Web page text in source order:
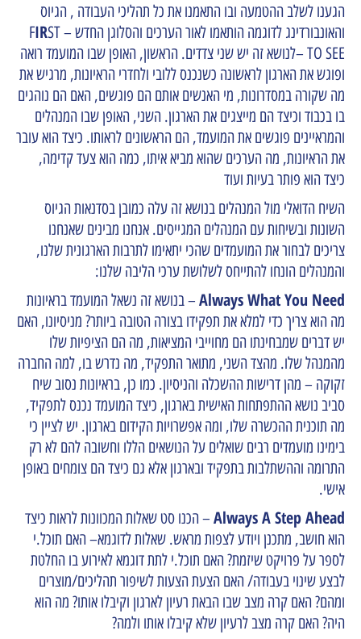
הגענו לשלב ההטמעה ובו התאמנו את כל תהליכי העבודה , הגיוס
והאונבורדינג לדוגמה הותאמו לאור הערכים והסלוגן החדש – F
IRST
TO SEE –לנושא זה יש שני צדדים. הראשון, האופן שבו המועמד רואה
ופוגש את הארגון לראשונה כשנכנס ללובי ולחדרי הראיונות, מרגיש את
מה שקורה במסדרונות, מי האנשים אותם הם פוגשים, האם הם נוהגים
בו בכבוד וכיצד הם מייצגים את הארגון. השני, האופן שבו המנהלים
והמראיינים פוגשים את המועמד, הם הראשונים לראותו. כיצד הוא עובר
את הראיונות, מה הערכים שהוא מביא איתו, כמה הוא צעד קדימה,
כיצד הוא פותר בעיות ועוד
השיח הדואלי מול המנהלים בנושא זה עלה כמובן בסדנאות הגיוס
השונות ובשיחות עם המנהלים המגייסים. אנחנו מבינים שאנחנו
צריכים לבחור את המועמדים שהכי יתאימו לתרבות הארגונית שלנו,
והמנהלים הונחו להתייחס לשלושת ערכי הליבה שלנו:
Always What You Need – בנושא זה נשאל המועמד בראיונות
מה הוא צריך כדי למלא את תפקידו בצורה הטובה ביותר? מניסיונו, האם
יש דברים שמבחינתו הם מחוייבי המציאות, מה הם הציפיות שלו
מהמנהל שלו. מהצד השני, מתואר התפקיד, מה נדרש בו, למה החברה
זקוקה – מהן דרישות ההשכלה והניסיון. כמו כן, בראיונות נסוב שיח
סביב נושא ההתפתחות האישית בארגון, כיצד המועמד נכנס לתפקיד,
מה תוכנית ההכשרה שלו, ומה אפשרויות הקידום בארגון. יש לציין כי
בימינו מועמדים רבים שואלים על הנושאים הללו וחשובה להם לא רק
התרומה וההשתלבות בתפקיד ובארגון אלא גם כיצד הם צומחים באופן
אישי.
Always A Step Ahead – הכנו סט שאלות המכוונות לראות כיצד
הוא חושב, מתכנן ויודע לצפות מראש. שאלות לדוגמא– האם תוכל.י
לספר על פרויקט שיזמת? האם תוכל.י לתת דוגמא לאירוע בו החלטת
לבצע שינוי בעבודה/ האם הצעת הצעות לשיפור תהליכים/מוצרים
ומהם? האם קרה מצב שבו הבאת רעיון לארגון וקיבלו אותו? מה הוא
היה? האם קרה מצב לרעיון שלא קיבלו אותו ולמה?